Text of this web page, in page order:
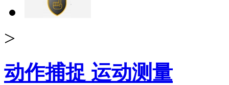
>
动作捕捉 运动测量